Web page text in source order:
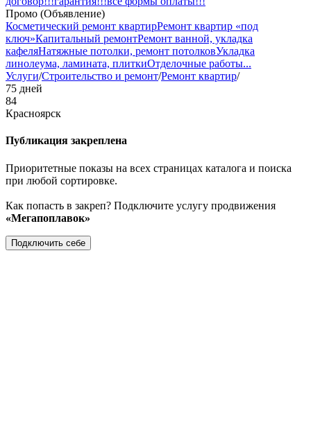
Промо (Объявление)
Косметический ремонт квартирРемонт квартир «под
ключ»Капитальный ремонтРемонт ванной, укладка
кафеляНатяжные потолки, ремонт потолковУкладка
линолеума, ламината, плиткиОтделочные работы...
Услуги/Строительство и ремонт/Ремонт квартир/
75 дней
84
Красноярск
Публикация закреплена
Приоритетные показы на всех страницах каталога и поиска
при любой сортировке.
Как попасть в закреп? Подключите услугу продвижения
«Мегапоплавок»
Подключить себе